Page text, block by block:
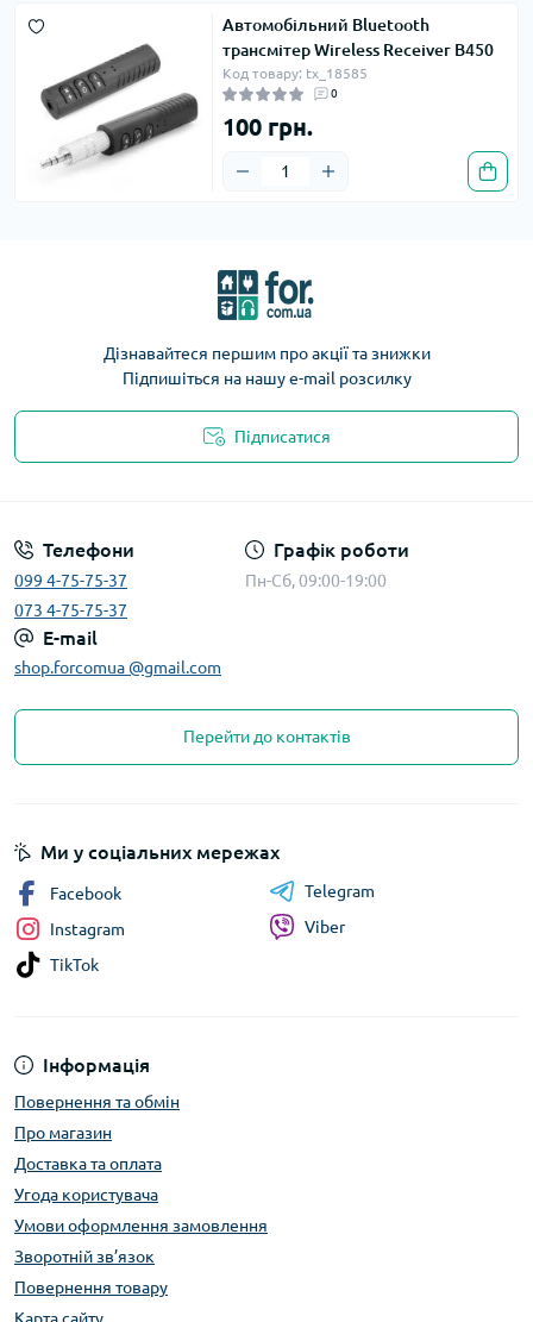
Автомобільний Bluetooth
трансмітер Wireless Receiver B450
Код товару: tx_18585
0
100 грн.
Дізнавайтеся першим про акції та знижки
Підпишіться на нашу e-mail розсилку
Підписатися
Телефони
099 4-75-75-37
073 4-75-75-37
Графік роботи
Пн-Сб, 09:00-19:00
E-mail
shop.forcomua @gmail.com
Перейти до контактів
Інформація
Повернення та обмін
Про магазин
Доставка та оплата
Угода користувача
Умови оформлення замовлення
Зворотній зв’язок
Повернення товару
Ми у соціальних мережах
Facebook
Instagram
TikTok
Telegram
Viber